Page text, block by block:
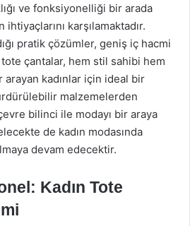
ve fonksiyonelliği bir arada
ihtiyaçlarını karşılamaktadır.
pratik çözümler, geniş iç hacmi
çantalar, hem stil sahibi hem
kadınlar için ideal bir
malzemelerden
bilinci ile modayı bir araya
de kadın modasında
devam edecektir.
Kadın Tote